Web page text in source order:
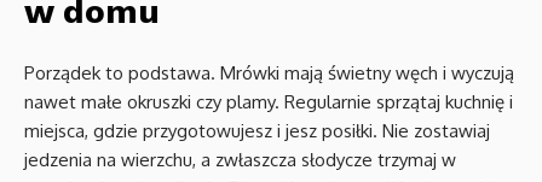
w domu
Porządek to podstawa. Mrówki mają świetny węch i wyczują
nawet małe okruszki czy plamy. Regularnie sprzątaj kuchnię i
miejsca, gdzie przygotowujesz i jesz posiłki. Nie zostawiaj
jedzenia na wierzchu, a zwłaszcza słodycze trzymaj w